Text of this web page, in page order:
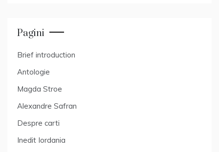
Pagini
Brief introduction
Antologie
Magda Stroe
Alexandre Safran
Despre carti
Inedit Iordania